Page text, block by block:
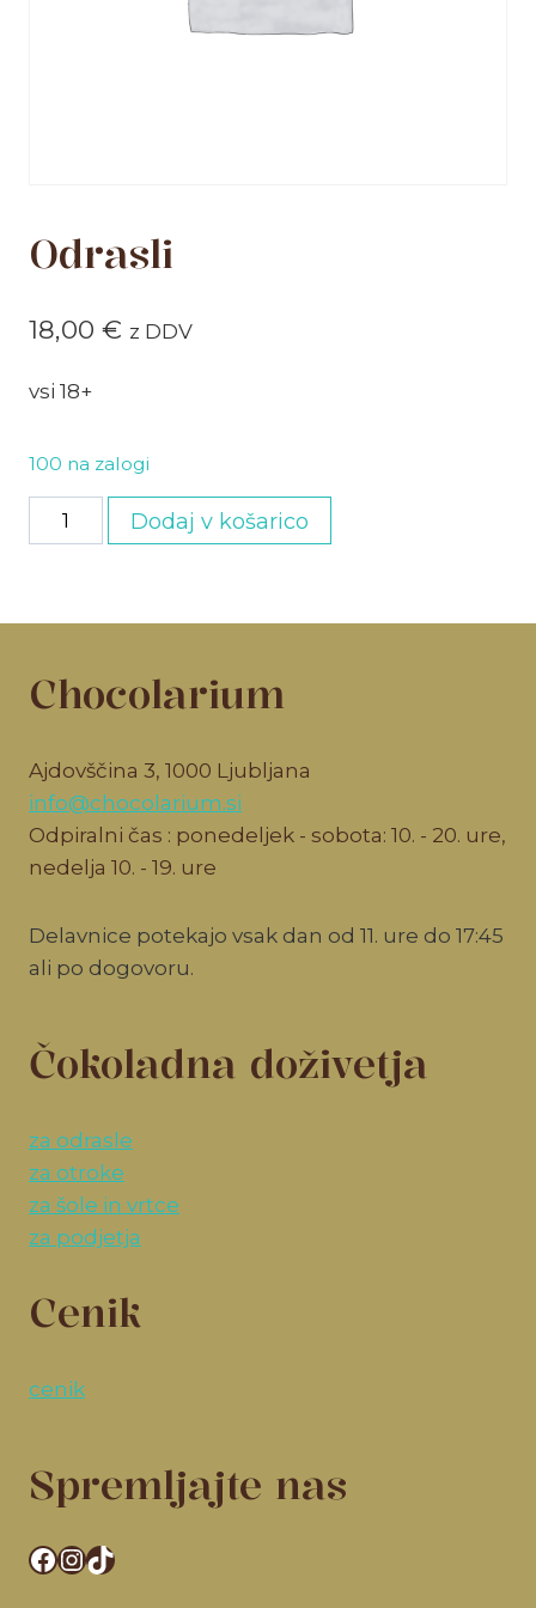
Odrasli
18,00 € z DDV
vsi 18+
100 na zalogi
Odrasli
količina
Dodaj v košarico
Chocolarium
Ajdovščina 3, 1000 Ljubljana
info@chocolarium.si
Odpiralni čas : ponedeljek - sobota: 10. - 20. ure,
nedelja 10. - 19. ure
Delavnice potekajo vsak dan od 11. ure do 17:45
ali po dogovoru.
Čokoladna doživetja
za odrasle
za otroke
za šole in vrtce
za podjetja
Cenik
cenik
Spremljajte nas
Facebook
Instagram
TikTok